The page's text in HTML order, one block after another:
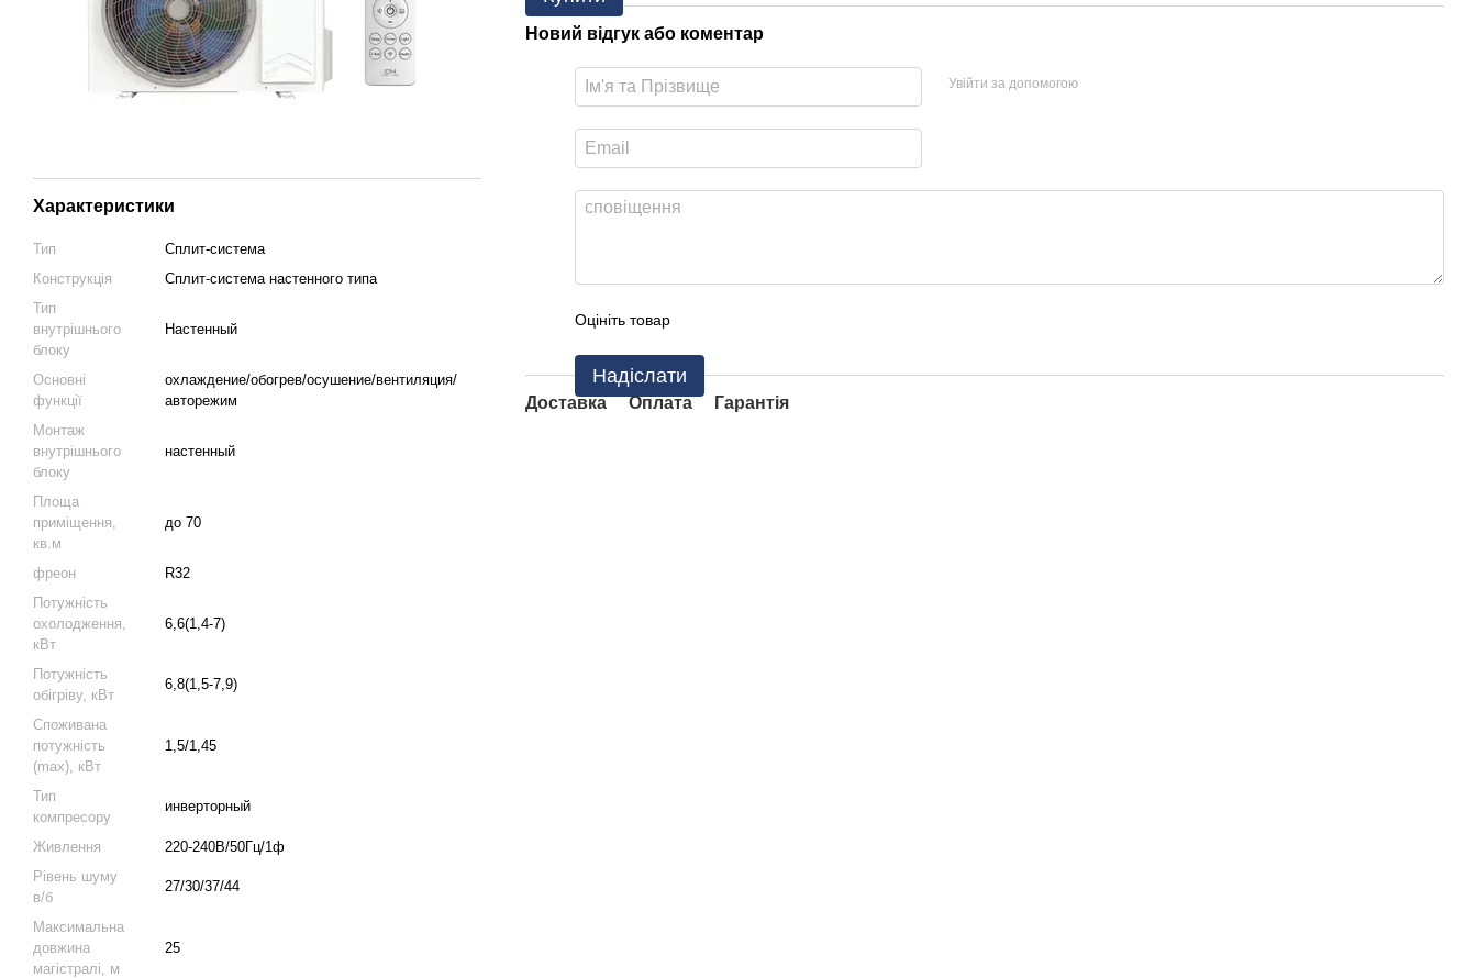
Характеристики
Тип
Сплит-система
Конструкція
Cплит-система настенного типа
Тип
внутрішнього
блоку
Настенный
Основні
функції
охлаждение/обогрев/осушение/вентиляция/
авторежим
Монтаж
внутрішнього
блоку
настенный
Площа
приміщення,
кв.м
до 70
фреон
R32
Потужність
охолодження,
кВт
6,6(1,4-7)
Потужність
обігріву, кВт
6,8(1,5-7,9)
Споживана
потужність
(max), кВт
1,5/1,45
Тип
компресору
инверторный
Живлення
220-240В/50Гц/1ф
Рівень шуму
в/б
27/30/37/44
Максимальна
довжина
магістралі, м
25
Новий відгук або коментар
Увійти за допомогою
Оцініть товар
Надіслати
Доставка Оплата Гарантія